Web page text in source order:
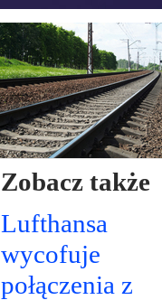
Zobacz także
Lufthansa
wycofuje
połączenia z